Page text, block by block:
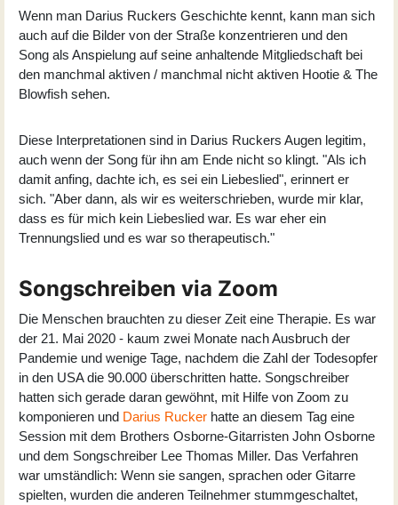
Wenn man Darius Ruckers Geschichte kennt, kann man sich
auch auf die Bilder von der Straße konzentrieren und den
Song als Anspielung auf seine anhaltende Mitgliedschaft bei
den manchmal aktiven / manchmal nicht aktiven Hootie & The
Blowfish sehen.
Diese Interpretationen sind in Darius Ruckers Augen legitim,
auch wenn der Song für ihn am Ende nicht so klingt. "Als ich
damit anfing, dachte ich, es sei ein Liebeslied", erinnert er
sich. "Aber dann, als wir es weiterschrieben, wurde mir klar,
dass es für mich kein Liebeslied war. Es war eher ein
Trennungslied und es war so therapeutisch."
Songschreiben via Zoom
Die Menschen brauchten zu dieser Zeit eine Therapie. Es war
der 21. Mai 2020 - kaum zwei Monate nach Ausbruch der
Pandemie und wenige Tage, nachdem die Zahl der Todesopfer
in den USA die 90.000 überschritten hatte. Songschreiber
hatten sich gerade daran gewöhnt, mit Hilfe von Zoom zu
komponieren und Darius Rucker hatte an diesem Tag eine
Session mit dem Brothers Osborne-Gitarristen John Osborne
und dem Songschreiber Lee Thomas Miller. Das Verfahren
war umständlich: Wenn sie sangen, sprachen oder Gitarre
spielten, wurden die anderen Teilnehmer stummgeschaltet,